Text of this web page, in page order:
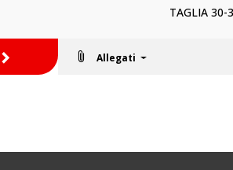
>
TAGLIA 30-
Allegati